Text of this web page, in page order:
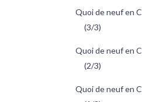
Quoi de neuf en
(3/3)
Quoi de neuf en
(2/3)
Quoi de neuf en